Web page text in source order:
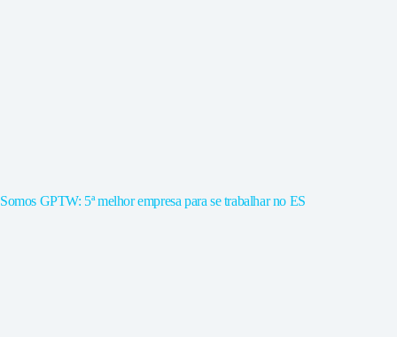
Somos GPTW: 5ª melhor empresa para se trabalhar no ES